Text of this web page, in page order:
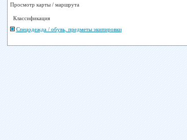
Просмотр карты / маршрута
Классификация
Спецодежда / обувь, предметы экипировки